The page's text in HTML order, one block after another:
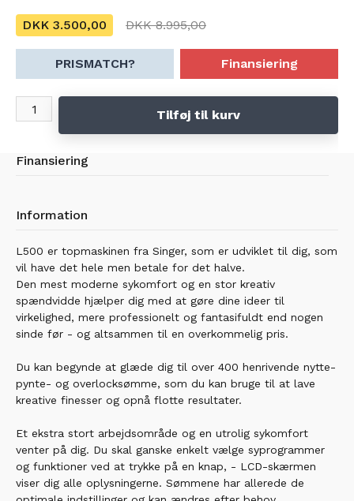
DKK 3.500,00 DKK 8.995,00
PRISMATCH? Finansiering
Tilføj til kurv
Finansiering
Information
L500 er topmaskinen fra Singer, som er udviklet til dig, som
vil have det hele men betale for det halve.
Den mest moderne sykomfort og en stor kreativ
spændvidde hjælper dig med at gøre dine ideer til
virkelighed, mere professionelt og fantasifuldt end nogen
sinde før - og altsammen til en overkommelig pris.
Du kan begynde at glæde dig til over 400 henrivende nytte-
pynte- og overlocksømme, som du kan bruge til at lave
kreative finesser og opnå flotte resultater.
Et ekstra stort arbejdsområde og en utrolig sykomfort
venter på dig. Du skal ganske enkelt vælge syprogrammer
og funktioner ved at trykke på en knap, - LCD-skærmen
viser dig alle oplysningerne. Sømmene har allerede de